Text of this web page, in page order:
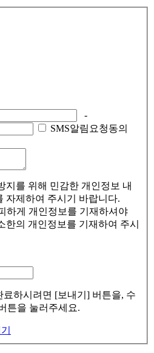
-
SMS알림요청동의
지를 위해 민감한 개인정보 내
자제하여 주시기 바랍니다.
하게 개인정보를 기재하셔야
한의 개인정보를 기재하여 주시
료하시려면 [보내기] 버튼을, 수
튼을 눌러주세요.